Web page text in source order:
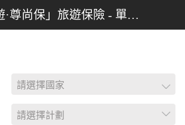
「卓悦遊·尊尚保」旅遊保險 - 單次計劃
請選擇國家
請選擇計劃